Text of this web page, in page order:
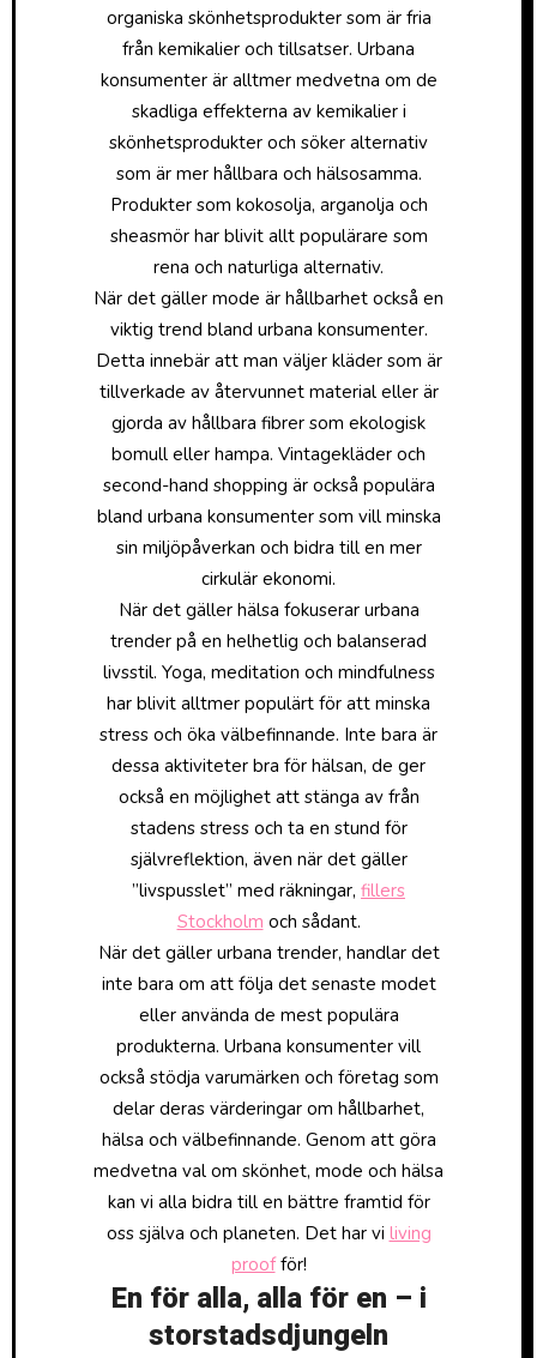
organiska skönhetsprodukter som är fria
från kemikalier och tillsatser. Urbana
konsumenter är alltmer medvetna om de
skadliga effekterna av kemikalier i
skönhetsprodukter och söker alternativ
som är mer hållbara och hälsosamma.
Produkter som kokosolja, arganolja och
sheasmör har blivit allt populärare som
rena och naturliga alternativ.
När det gäller mode är hållbarhet också en
viktig trend bland urbana konsumenter.
Detta innebär att man väljer kläder som är
tillverkade av återvunnet material eller är
gjorda av hållbara fibrer som ekologisk
bomull eller hampa. Vintagekläder och
second-hand shopping är också populära
bland urbana konsumenter som vill minska
sin miljöpåverkan och bidra till en mer
cirkulär ekonomi.
När det gäller hälsa fokuserar urbana
trender på en helhetlig och balanserad
livsstil. Yoga, meditation och mindfulness
har blivit alltmer populärt för att minska
stress och öka välbefinnande. Inte bara är
dessa aktiviteter bra för hälsan, de ger
också en möjlighet att stänga av från
stadens stress och ta en stund för
självreflektion, även när det gäller
”livspusslet” med räkningar, fillers
Stockholm och sådant.
När det gäller urbana trender, handlar det
inte bara om att följa det senaste modet
eller använda de mest populära
produkterna. Urbana konsumenter vill
också stödja varumärken och företag som
delar deras värderingar om hållbarhet,
hälsa och välbefinnande. Genom att göra
medvetna val om skönhet, mode och hälsa
kan vi alla bidra till en bättre framtid för
oss själva och planeten. Det har vi living
proofför!
En för alla, alla för en – i
storstadsdjungeln